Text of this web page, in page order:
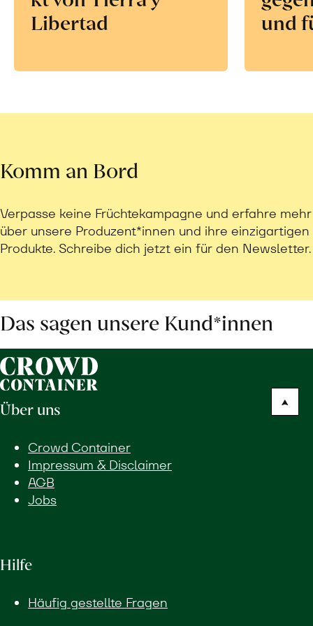
Libertad
und
Komm an Bord
Verpasse keine Früchtekampagne und erfahre mehr
über unsere Produzent*innen und ihre einzigartigen
Produkte. Schreibe dich jetzt ein für den Newsletter.
Das sagen unsere Kund*innen
Über uns
Crowd Container
Impressum & Disclaimer
AGB
Jobs
Hilfe
Häufig gestellte Fragen